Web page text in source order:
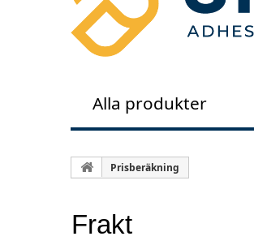
Alla produkter
Prisberäkning
Frakt